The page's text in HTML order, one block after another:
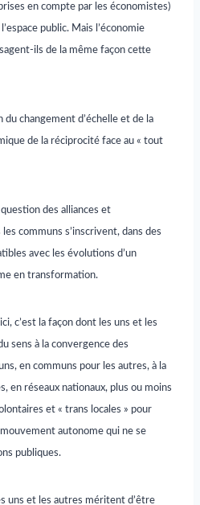
en compte par les économistes)
public. Mais l’économie
ils de la même façon cette
du changement d’échelle et de la
de la réciprocité face au « tout
des alliances et
communs s’inscrivent, dans des
avec les évolutions d’un
en transformation.
c’est la façon dont les uns et les
sens à la convergence des
en communs pour les autres, à la
en réseaux nationaux, plus ou moins
et « trans locales » pour
autonome qui ne se
publiques.
uns et les autres méritent d’être